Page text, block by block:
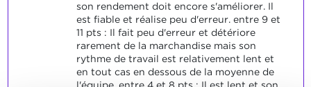
son rendement doit encore s'améliorer. Il
est fiable et réalise peu d'erreur. entre 9 et
11 pts : Il fait peu d'erreur et détériore
rarement de la marchandise mais son
rythme de travail est relativement lent et
en tout cas en dessous de la moyenne de